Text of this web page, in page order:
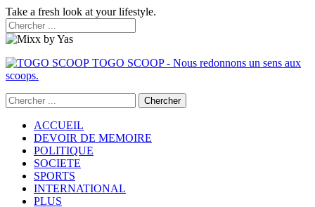
Take a fresh look at your lifestyle.
TOGO SCOOP - Nous redonnons un sens aux
scoops.
ACCUEIL
DEVOIR DE MEMOIRE
POLITIQUE
SOCIETE
SPORTS
INTERNATIONAL
PLUS